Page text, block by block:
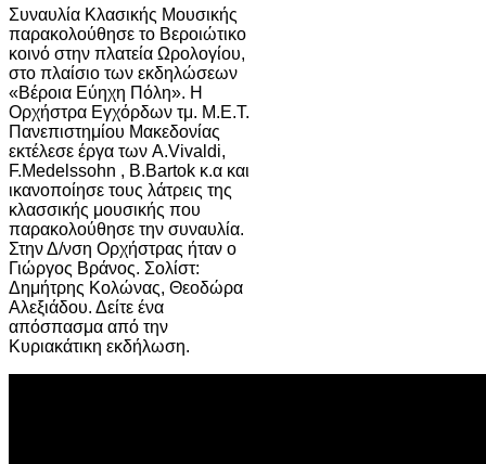
Συναυλία Κλασικής Μουσικής
παρακολούθησε το Βεροιώτικο
κοινό στην πλατεία Ωρολογίου,
στο πλαίσιο των εκδηλώσεων
«Βέροια Εύηχη Πόλη». Η
Ορχήστρα Εγχόρδων τμ. Μ.Ε.Τ.
Πανεπιστημίου Μακεδονίας
εκτέλεσε έργα των A.Vivaldi,
F.Medelssohn , B.Bartok κ.α και
ικανοποίησε τους λάτρεις της
κλασσικής μουσικής που
παρακολούθησε την συναυλία.
Στην Δ/νση Ορχήστρας ήταν ο
Γιώργος Βράνος. Σολίστ:
Δημήτρης Κολώνας, Θεοδώρα
Αλεξιάδου. Δείτε ένα
απόσπασμα από την
Κυριακάτικη εκδήλωση.